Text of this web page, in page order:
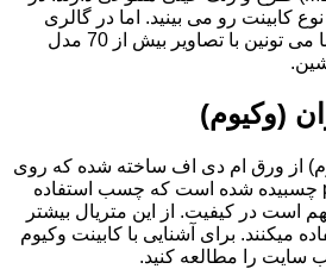
نوع کابینت رو می بینید. اما در گالری
کابینت ام دی اف (MDF) با می تونین با تصاویر بیش از 70 مدل
(وکیوم)
از ورق ام دی اف ساخته شده که روی
آن روکش پی وی سی pvc چسبیده شده است که چسب استفاده
در کیفیت. از این متریال بیشتر
میکنند. برای آشنایی با کابینت وکیوم
سایت را مطالعه کنید.